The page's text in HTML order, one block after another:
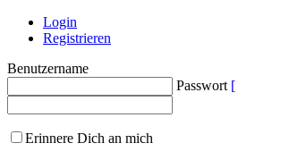
Login
Registrieren
Benutzername
Passwort
Erinnere Dich an mich